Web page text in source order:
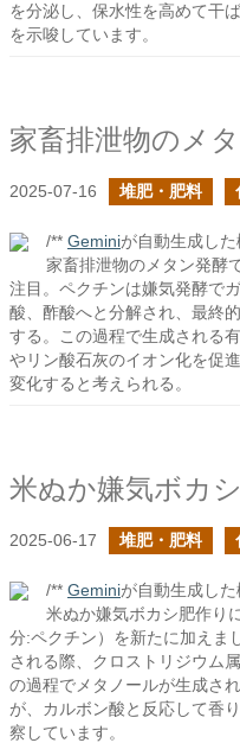
を分泌し、保水性を高めて干
を示唆しています。
2025-07-16 堆肥・肥料
/** Geminiが自動生成し
家畜排泄物のメタン発酵
注目。ペクチンは嫌気発酵で
酸、酢酸へと分解され、最終
する。この過程で生成される
やリン酸石灰のイオン化を促
変化すると考えられる。
2025-06-17 堆肥・肥料
/** Geminiが自動生成し
米ぬか嫌気ボカシ肥作り
分:ペクチン）を新たに加えま
される際、クロストリジウム
の過程でメタノールが生成さ
が、カルボン酸と反応して香
察しています。